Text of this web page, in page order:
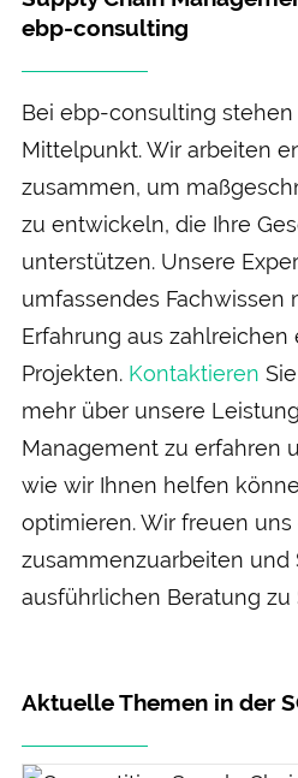
ebp-consulting
Bei ebp-consulting
Mittelpunkt. Wir arbeiten
zusammen, um
zu entwickeln, die Ihre
unterstützen. Unsere
umfassendes Fachwissen
Erfahrung aus
Projekten. Kontaktieren
mehr über unsere
Management zu erfahren
wie wir Ihnen helfen
optimieren. Wir freuen uns
zusammenzuarbeiten und
ausführlichen Beratung zu
Aktuelle Themen in der